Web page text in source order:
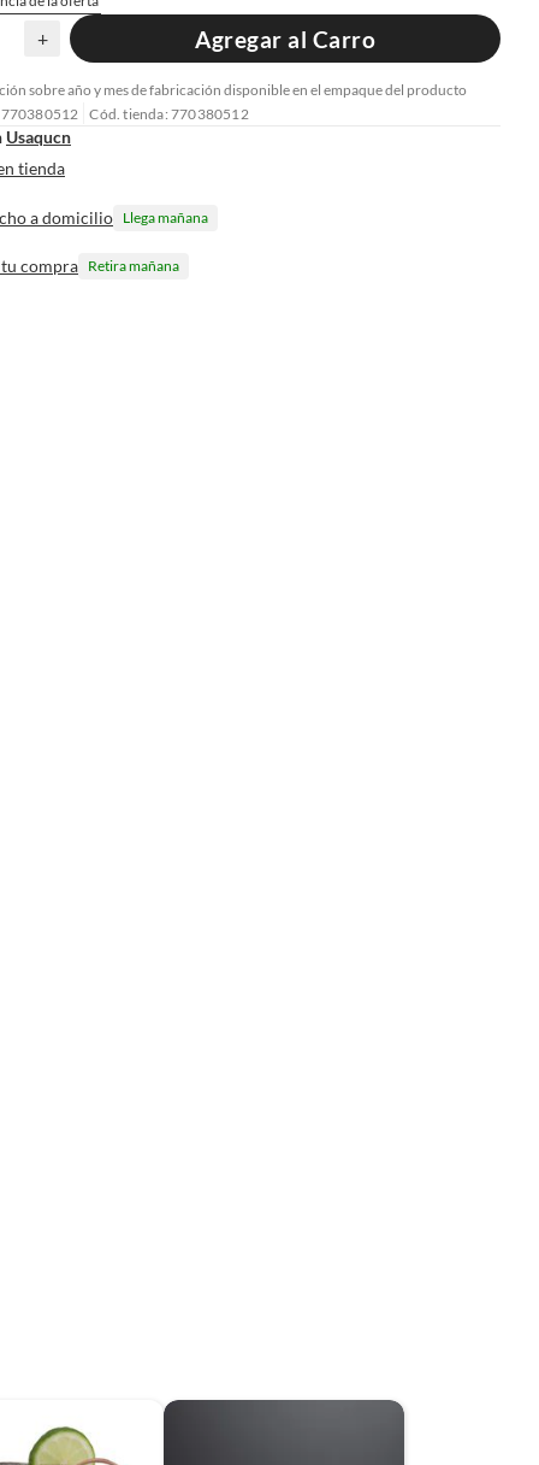
+ Agregar al Carro
sobre año y mes de fabricación disponible en el empaque del producto
Cód. tienda: 770380512
Usaqucn
tienda
a domicilio Llega mañana
compra Retira mañana